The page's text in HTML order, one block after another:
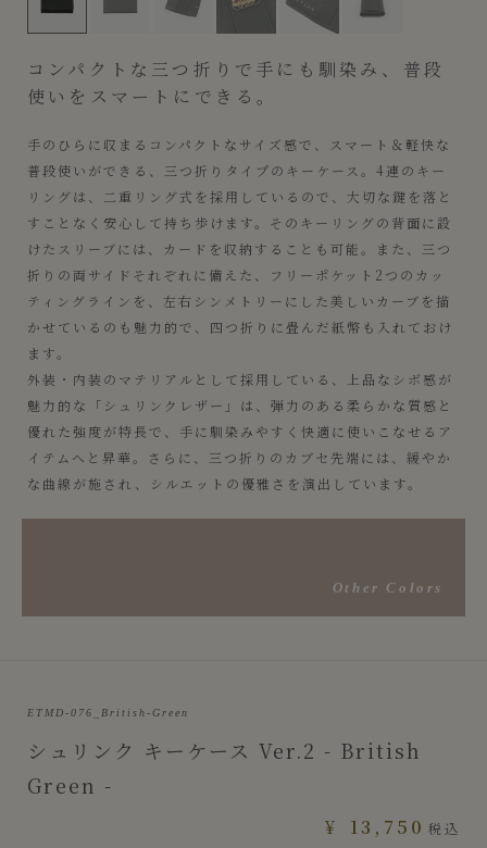
コンパクトな三つ折りで手にも馴染み、普段
使いをスマートにできる。
手のひらに収まるコンパクトなサイズ感で、スマート＆軽快な
普段使いができる、三つ折りタイプのキーケース。4連のキー
リングは、二重リング式を採用しているので、大切な鍵を落と
すことなく安心して持ち歩けます。そのキーリングの背面に設
けたスリーブには、カードを収納することも可能。また、三つ
折りの両サイドそれぞれに備えた、フリーポケット2つのカッ
ティングラインを、左右シンメトリーにした美しいカーブを描
かせているのも魅力的で、四つ折りに畳んだ紙幣も入れておけ
ます。
外装・内装のマテリアルとして採用している、上品なシボ感が
魅力的な「シュリンクレザー」は、弾力のある柔らかな質感と
優れた強度が特長で、手に馴染みやすく快適に使いこなせるア
イテムへと昇華。さらに、三つ折りのカブセ先端には、緩やか
な曲線が施され、シルエットの優雅さを演出しています。
Other Colors
ETMD-076_British-Green
シュリンク キーケース Ver.2 - British
Green -
¥ 13,750 税込